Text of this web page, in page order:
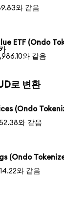
와 같음
ETF (Ondo
와 같음
로 변환
(Ondo
와 같음
(Ondo
와 같음